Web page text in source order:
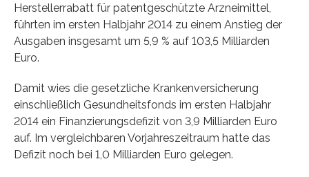
Herstellerrabatt für patentgeschützte Arzneimittel,
führten im ersten Halbjahr 2014 zu einem Anstieg der
Ausgaben insgesamt um 5,9 % auf 103,5 Milliarden
Euro.
Damit wies die gesetzliche Krankenversicherung
einschließlich Gesundheitsfonds im ersten Halbjahr
2014 ein Finanzierungsdefizit von 3,9 Milliarden Euro
auf. Im vergleichbaren Vorjahreszeitraum hatte das
Defizit noch bei 1,0 Milliarden Euro gelegen.